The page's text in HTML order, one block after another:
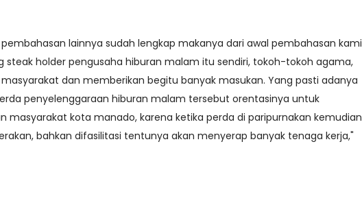
lainnya sudah lengkap makanya dari awal pembahasan kami
steak holder pengusaha hiburan malam itu sendiri, tokoh-tokoh agama,
dan memberikan begitu banyak masukan. Yang pasti adanya
penyelenggaraan hiburan malam tersebut orentasinya untuk
masyarakat kota manado, karena ketika perda di paripurnakan kemudian
bahkan difasilitasi tentunya akan menyerap banyak tenaga kerja,"